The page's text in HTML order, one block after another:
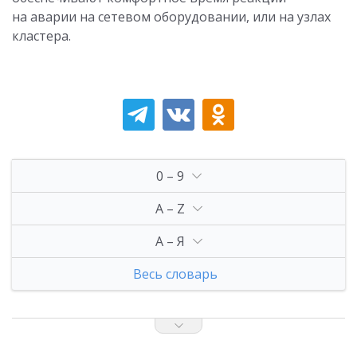
на аварии на сетевом оборудовании, или на узлах
кластера.
0 – 9
A – Z
А – Я
Весь словарь